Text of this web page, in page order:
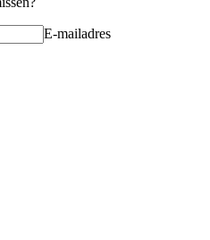
E-mailadres